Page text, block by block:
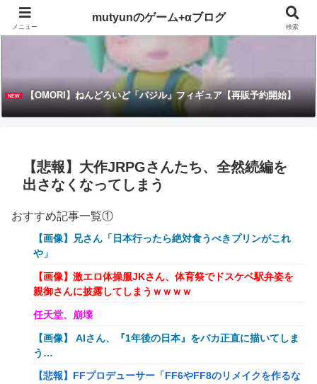
NEW 【OMORI】ねんどろいど「バジル」フィギュア【再販予約開始】
【悲報】大作JRPGさんたち、全然続編を
出さなくなってしまう
おすすめ記事一覧①
【画像】兄さん「日本行ったら絶対食うべきプリンがこれ
や」
【画像】激エロ体操服JKさん、体育祭でドスケベ駅弁姿を
親御さんに披露してしまうｗｗｗｗ
任天堂、崩壊
【画像】 AIさん、『1年後の日本』をバカ正直に描いてしま
う…
【悲報】FFプロデューサー「FF6やFF8のリメイクを作るな
メニュー
mutyunのゲーム+αブログ
検索